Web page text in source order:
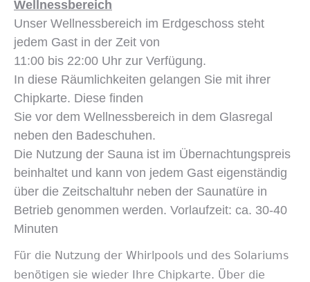
Wellnessbereich
Unser Wellnessbereich im Erdgeschoss steht
jedem Gast in der Zeit von
11:00 bis 22:00 Uhr zur Verfügung.
In diese Räumlichkeiten gelangen Sie mit ihrer
Chipkarte. Diese finden
Sie vor dem Wellnessbereich in dem Glasregal
neben den Badeschuhen.
Die Nutzung der Sauna ist im Übernachtungspreis
beinhaltet und kann von jedem Gast eigenständig
über die Zeitschaltuhr neben der Saunatüre in
Betrieb genommen werden. Vorlaufzeit: ca. 30-40
Minuten
Für die Nutzung der Whirlpools und des Solariums
benötigen sie wieder Ihre Chipkarte. Über die